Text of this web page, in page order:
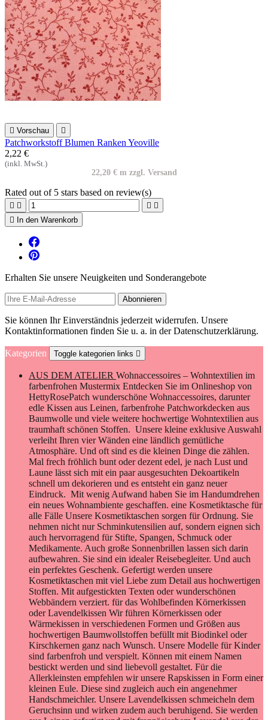
 Vorschau 
Patchworkstoff Blumen Ranken Yeoville
2,22 €
(inkl. MwSt.)
22,20 € m zzgl. Versand
Rated out of 5 stars based on review(s)
   

In den Warenkorb
Erhalten Sie unsere Neuigkeiten und Sonderangebote
Sie können Ihr Einverständnis jederzeit widerrufen. Unsere
Kontaktinformationen finden Sie u. a. in der Datenschutzerklärung.
Kategorien Toggle kategorien links 
AUS DEM ATELIER Wohnaccessoires – Wohntextilien im
farbenfrohen Mustermix Entdecken Sie im Onlineshop von
HettyRosePatch wunderschöne Wohnaccessoires, darunter
edle Kissen aus Leinen, farbenfrohe Patchworkdecken aus
Baumwolle und viele weitere hochwertige Wohntextilien aus
traumhaft schönen Stoffen. Unsere kleine exklusive Auswahl
verleiht Ihren vier Wänden eine ländlich gemütliche
Atmosphäre. Und oft sind es die kleinen Dinge die zählen.
Mal frech fröhlich bunt oder dezent edel, je nach Lust und
Laune lässt sich mit ein paar ausgesuchten Dekoartikeln
schnell um dekorieren und es entsteht ein ganz neuer
Eindruck. Mit wenig Aufwand haben Sie im Handumdrehen
ein neues Wohnambiente geschaffen. eine Kosmetiktasche für
alle Fälle Unsere Kosmetiktaschen sorgen für Ordnung. Sie
nehmen nicht nur Schminkutensilien auf, sondern eignen sich
auch hervorragend für Stifte, Spangen, Schmuck oder
Medikamente. Auch große Sonnenbrillen lassen sich darin
aufbewahren. Sie sind ein idealer Reisebegleiter. Und auch
ein perfektes Geschenk. Gefertigt werden unsere
Kosmetiktaschen mit viel Liebe zum Detail aus hochwertigen
Stoffen. Mit aufgestickten Texten oder wunderschönen
Webbändern verziert. für das Wohlbefinden Körnerkissen
oder Lavendelkissen Wir führen Körnerkissen oder
Wärmekissen in verschiedenen Formen und Größen aus
hochwertigen Baumwollstoffen befüllt mit Biodinkel oder
Kirschkernen ganz nach Wunsch. Unsere Modelle für Kinder
sind farbenfroh und verspielt. Können mit einem Namen
bestickt werden und sind liebevoll gestaltet. Für die
Allerkleinsten empfehlen wir unsere Rapskissen in Form einer
kleinen Eule. Diese sind zugleich auch ein angenehmer
Handschmeichler. Unsere Lavendelkissen schmeicheln dem
Geruchsinn und wirken zudem auch beruhigend. Sie werden